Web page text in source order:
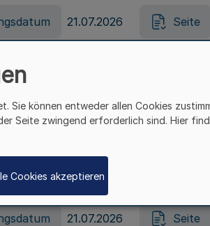
21.07.2026 Seite
von
– LADG
21.07.2026 Seite
des Online-
21.07.2026 Seite
Sie können entweder allen Cookies
Seite zwingend erforderlich sind. Hier
Cookies akzeptieren